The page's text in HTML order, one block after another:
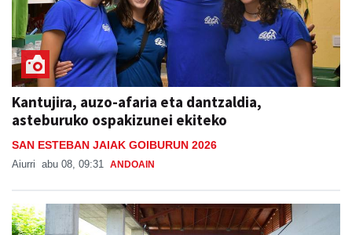
Kantujira, auzo-afaria eta dantzaldia,
asteburuko ospakizunei ekiteko
SAN ESTEBAN JAIAK GOIBURUN 2026
Aiurri abu 08, 09:31 ANDOAIN